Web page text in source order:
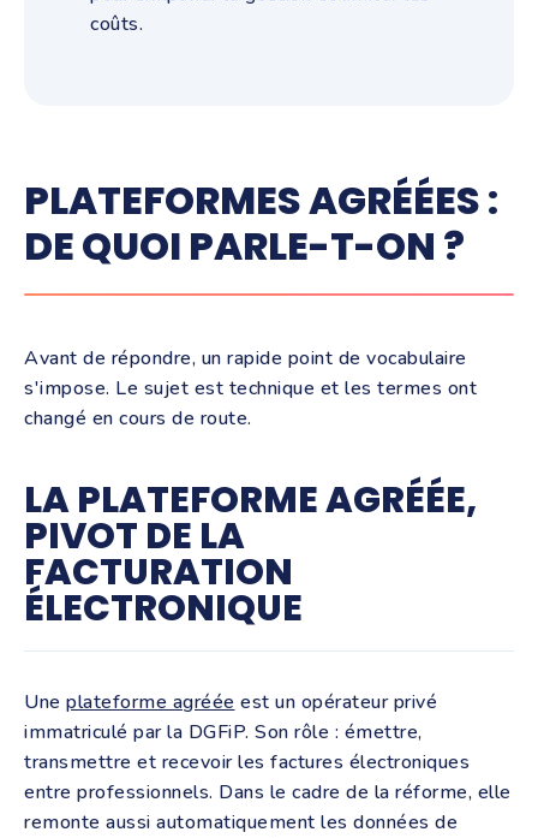
coûts.
PLATEFORMES AGRÉÉES :
DE QUOI PARLE-T-ON ?
Avant de répondre, un rapide point de vocabulaire
s'impose. Le sujet est technique et les termes ont
changé en cours de route.
LA PLATEFORME AGRÉÉE,
PIVOT DE LA
FACTURATION
ÉLECTRONIQUE
Une plateforme agréée est un opérateur privé
immatriculé par la DGFiP. Son rôle : émettre,
transmettre et recevoir les factures électroniques
entre professionnels. Dans le cadre de la réforme, elle
remonte aussi automatiquement les données de